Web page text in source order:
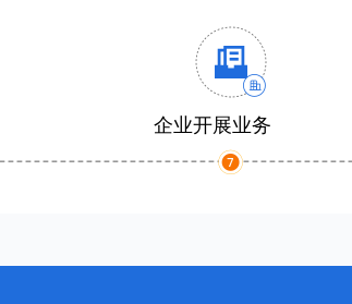
企业开展业务